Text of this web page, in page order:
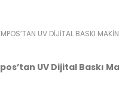
UV DIJITAL BASKI
UV Dijital Baskı